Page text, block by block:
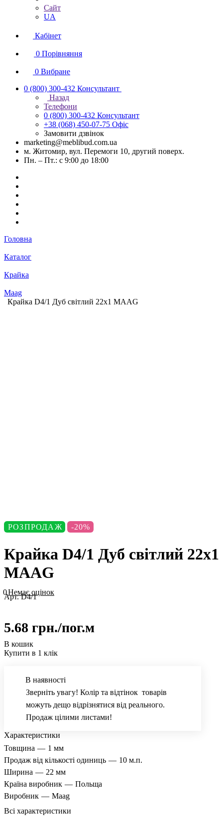
Сайт
UA
Кабінет
0 Порівняння
0 Вибране
0 (800) 300-432 Консультант
Назад
Телефони
0 (800) 300-432 Консультант
+38 (068) 450-07-75 Офіс
Замовити дзвінок
marketing@meblibud.com.ua
м. Житомир, вул. Перемоги 10, другий поверх.
Пн. – Пт.: с 9:00 до 18:00
Головна
Каталог
Крайка
Maag
Крайка D4/1 Дуб світлий 22х1 MAAG
РОЗПРОДАЖ -20%
Крайка D4/1 Дуб світлий 22х1
MAAG
0Немає оцінок
Арт.D4/1
5.68 грн./пог.м
В кошик
Купити в 1 клік
В наявності
Зверніть увагу! Колір та відтінок товарів
можуть дещо відрізнятися від реального.
Продаж цілими листами!
Характеристики
Товщина — 1 мм
Продаж від кількості одиниць — 10 м.п.
Ширина — 22 мм
Країна виробник — Польща
Виробник — Maag
Всі характеристики